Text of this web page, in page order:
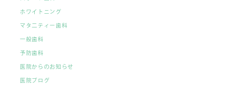
ホワイトニング
マタ二ティー歯科
一般歯科
予防歯科
医院からのお知らせ
医院ブログ